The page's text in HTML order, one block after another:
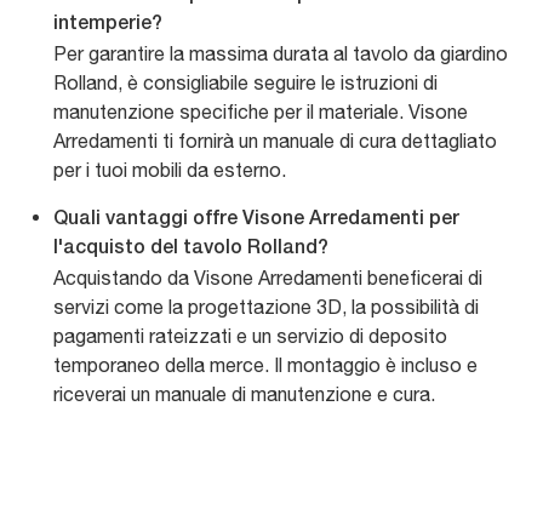
intemperie?
Per garantire la massima durata al tavolo da giardino
Rolland, è consigliabile seguire le istruzioni di
manutenzione specifiche per il materiale. Visone
Arredamenti ti fornirà un manuale di cura dettagliato
per i tuoi mobili da esterno.
Quali vantaggi offre Visone Arredamenti per
l'acquisto del tavolo Rolland?
Acquistando da Visone Arredamenti beneficerai di
servizi come la progettazione 3D, la possibilità di
pagamenti rateizzati e un servizio di deposito
temporaneo della merce. Il montaggio è incluso e
riceverai un manuale di manutenzione e cura.